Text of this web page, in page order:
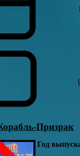
Призрак
Год